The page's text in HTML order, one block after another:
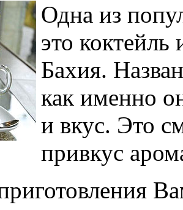
Одна из
это
Бахия.
как именно
и вкус. Это
привкус